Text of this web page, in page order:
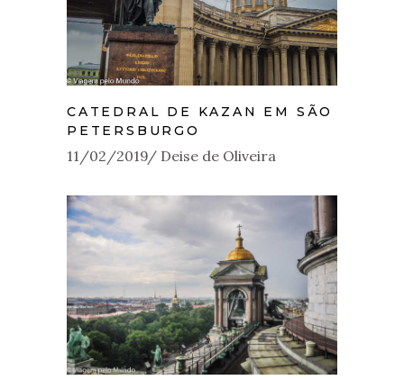
CATEDRAL DE KAZAN EM SÃO
PETERSBURGO
11/02/2019 Deise de Oliveira